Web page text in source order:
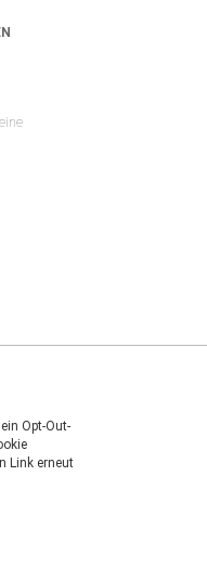
Opt-Out-
Link erneut